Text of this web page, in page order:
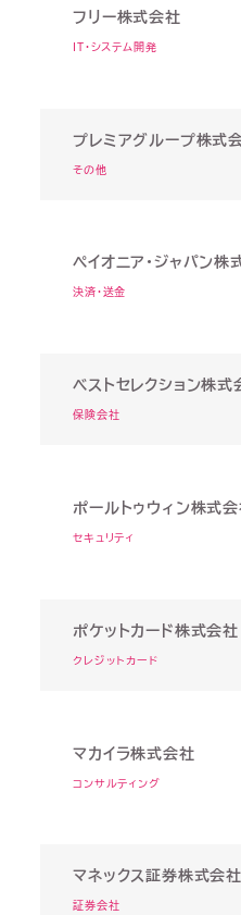
フリー株式会社
IT・システム開発
プレミアグループ株式
その他
ペイオニア・ジャパン株
決済・送金
ベストセレクション株式
保険会社
ポールトゥウィン株式
セキュリティ
ポケットカード株式会社
クレジットカード
マカイラ株式会社
コンサルティング
マネックス証券株式会社
証券会社